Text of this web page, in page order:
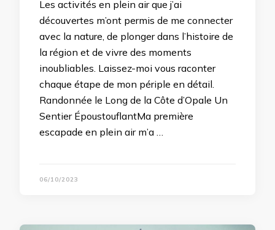
Les activités en plein air que j’ai
découvertes m’ont permis de me connecter
avec la nature, de plonger dans l’histoire de
la région et de vivre des moments
inoubliables. Laissez-moi vous raconter
chaque étape de mon périple en détail.
Randonnée le Long de la Côte d’Opale Un
Sentier ÉpoustouflantMa première
escapade en plein air m’a …
06/10/2023